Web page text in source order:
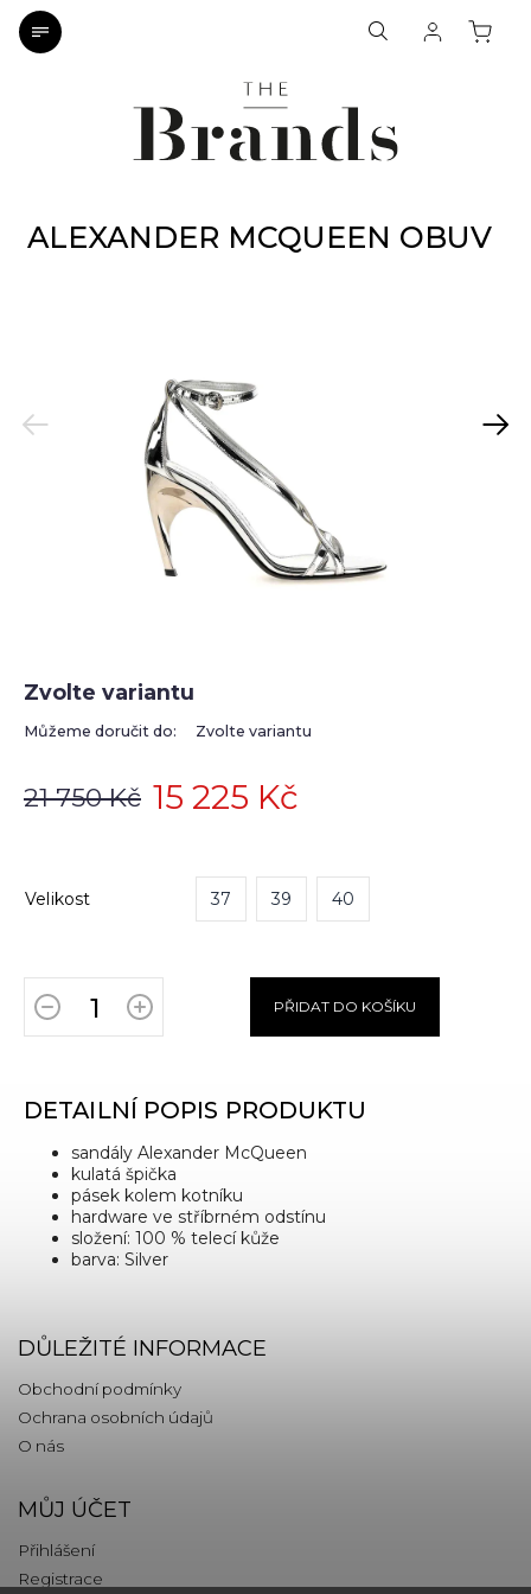
ALEXANDER MCQUEEN OBUV
Previous Next
Velikost 37 39 40
21 750 Kč 15 225 Kč
Zvolte variantu
Můžeme doručit do: Zvolte variantu
PŘIDAT DO KOŠÍKU
DETAILNÍ POPIS PRODUKTU
sandály Alexander McQueen
kulatá špička
pásek kolem kotníku
hardware ve stříbrném odstínu
složení: 100 % telecí kůže
barva: Silver
DŮLEŽITÉ INFORMACE
Obchodní podmínky
Ochrana osobních údajů
O nás
MŮJ ÚČET
Přihlášení
Registrace